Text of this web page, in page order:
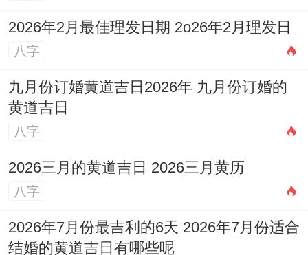
口，开业、开幕 开市，交易、立券，挂匾、
买车、提车 纳财，搬迁新宅、乔迁新居 入
宅，搬家、移徙，栽种、破土，谢土；
此日是难的的黄道吉日。值神金匮，大吉大
事亨通.唯需注意日支冲虎，生肖属虎者需避
开此日。
对于其他生肖来说这是本月真理想的开业吉
2026年2月最佳理发日期 2o26年2月理发日
八字
九月份订婚黄道吉日2026年 九月份订婚的
黄道吉日
八字
2026三月的黄道吉日 2026三月黄历
八字
2026年7月份最吉利的6天 2026年7月份适合
结婚的黄道吉日有哪些呢